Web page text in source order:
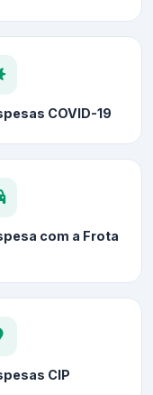
COVID-19
com a Frota
CIP